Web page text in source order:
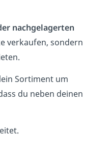
nachgelagerten
verkaufen, sondern
Sortiment um
du neben deinen